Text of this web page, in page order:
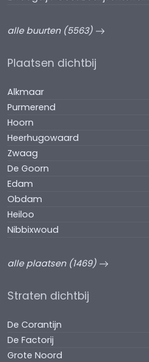
alle buurten (5563)
Plaatsen dichtbij
Alkmaar
Purmerend
Hoorn
Heerhugowaard
Zwaag
De Goorn
Edam
Obdam
Heiloo
Nibbixwoud
alle plaatsen (1469)
Straten dichtbij
De Corantijn
De Factorij
Grote Noord